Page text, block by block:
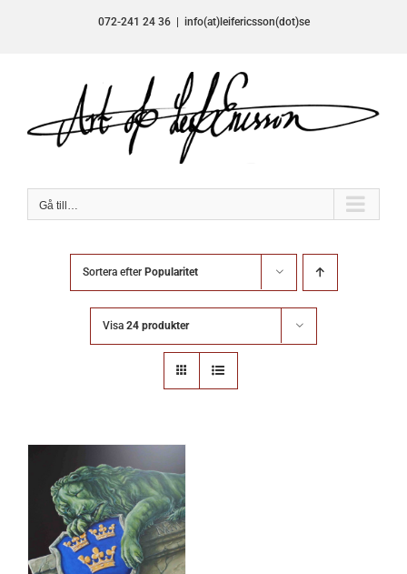
072-241 24 36 info(at)leifericsson(dot)se
Gå till…
Sortera efter Popularitet
Visa 24 produkter